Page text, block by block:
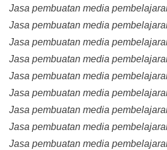
Jasa pembuatan media
Jasa pembuatan media
Jasa pembuatan media
Jasa pembuatan media
Jasa pembuatan media
Jasa pembuatan media
Jasa pembuatan media
Jasa pembuatan media
Jasa pembuatan media